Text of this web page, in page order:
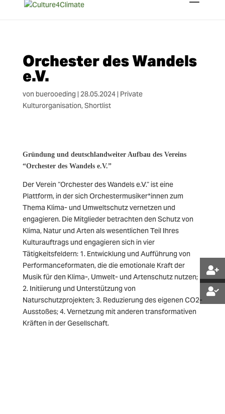
Orchester des Wandels
e.V.
von buerooeding | 28.05.2024| Private
Kulturorganisation,Shortlist
Gründung und deutschlandweiter Aufbau des Vereins
“Orchester des Wandels e.V.”
Der Verein “Orchester des Wandels e.V.” ist eine
Plattform, in der sich Orchestermusiker*innen zum
Thema Klima- und Umweltschutz vernetzen und
engagieren. Die Mitglieder betrachten den Schutz von
Klima, Natur und Arten als wesentlichen Teil Ihres
Kulturauftrags und engagieren sich in vier
Tätigkeitsfeldern: 1. Entwicklung und Aufführung von
Performanceformaten, die die emotionale Kraft der
Musik für den Klima-, Umwelt- und Artenschutz nutzen;
2. Initiierung und Unterstützung von
Naturschutzprojekten; 3. Reduzierung des eigenen CO2-
Ausstoßes; 4. Vernetzung mit anderen transformativen
Kräften in der Gesellschaft.